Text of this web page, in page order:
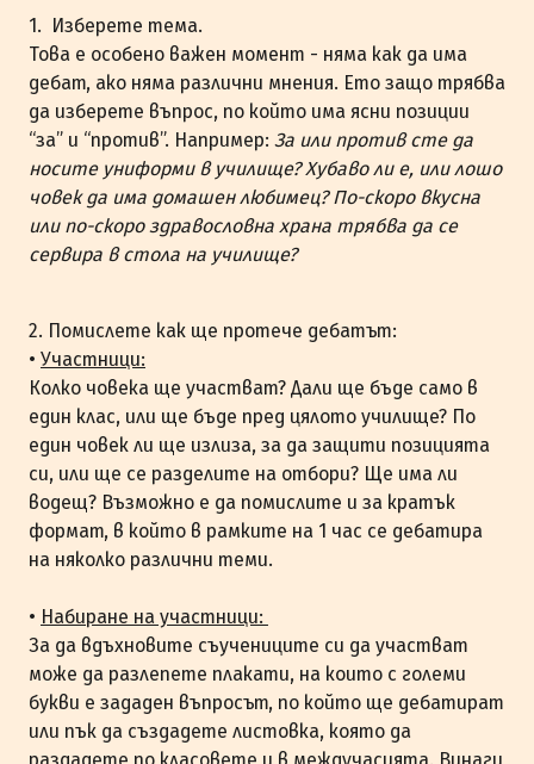
1. Изберете темa.
Това е особено важен момент - няма как да има
дебат, ако няма различни мнения. Ето защо трябва
да изберете въпрос, по който има ясни позиции
“за” и “против”. Например: За или против сте да
носите униформи в училище? Хубаво ли е, или лошо
човек да има домашен любимец? По-скоро вкусна
или по-скоро здравословна храна трябва да се
сервира в стола на училище?
2. Помислете как ще протече дебатът:
• Участници:
Колко човека ще участват? Дали ще бъде само в
един клас, или ще бъде пред цялото училище? По
един човек ли ще излиза, за да защити позицията
си, или ще се разделите на отбори? Ще има ли
водещ? Възможно е да помислите и за кратък
формат, в който в рамките на 1 час се дебатира
на няколко различни теми.
• Набиране на участници:
За да вдъхновите съучениците си да участват
може да разлепете плакати, на които с големи
букви е зададен въпросът, по който ще дебатират
или пък да създадете листовка, която да